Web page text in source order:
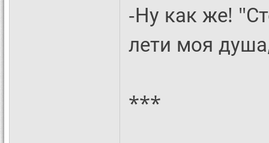
-Ну как же!
лети моя
***